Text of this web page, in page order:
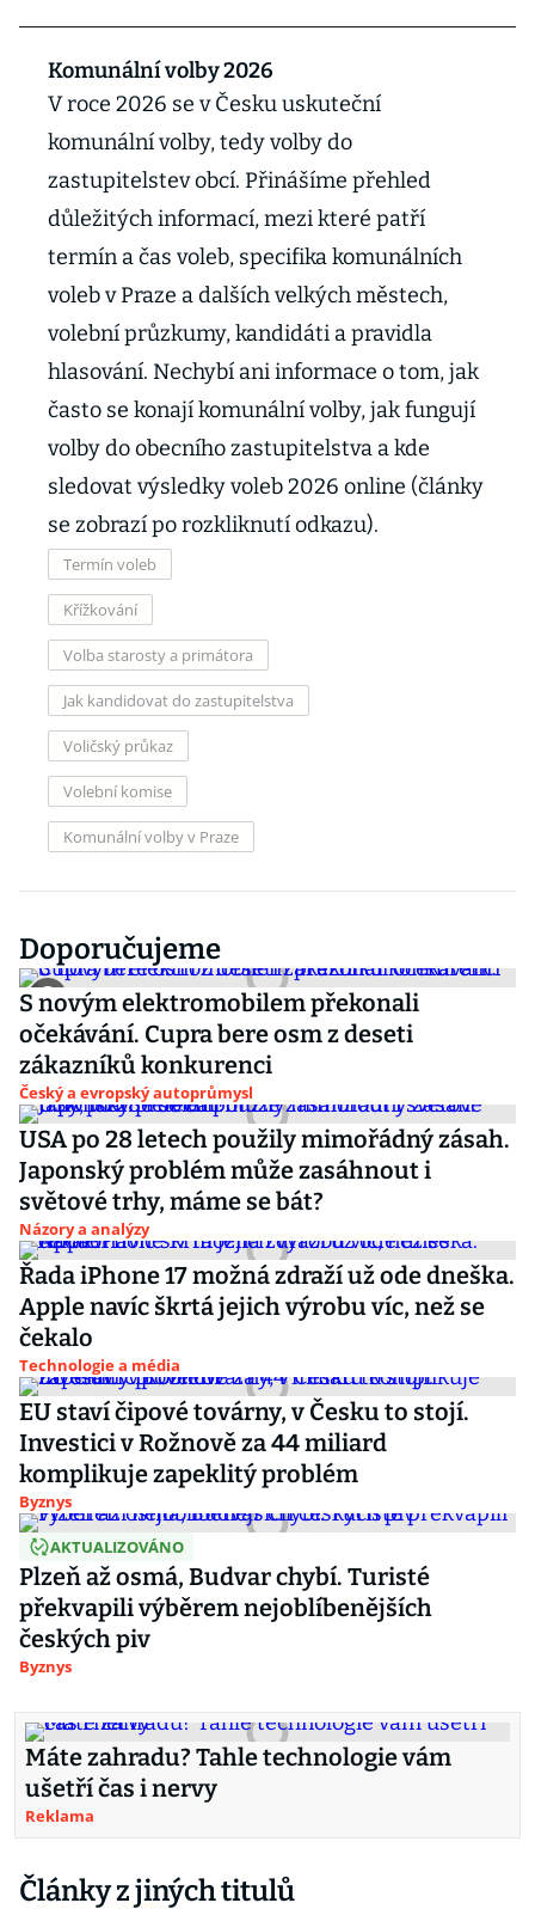
Komunální volby 2026
V roce 2026 se v Česku uskuteční
komunální volby, tedy volby do
zastupitelstev obcí. Přinášíme přehled
důležitých informací, mezi které patří
termín a čas voleb, specifika komunálních
voleb v Praze a dalších velkých městech,
volební průzkumy, kandidáti a pravidla
hlasování. Nechybí ani informace o tom, jak
často se konají komunální volby, jak fungují
volby do obecního zastupitelstva a kde
sledovat výsledky voleb 2026 online (články
se zobrazí po rozkliknutí odkazu).
Termín voleb
Křížkování
Volba starosty a primátora
Jak kandidovat do zastupitelstva
Voličský průkaz
Volební komise
Komunální volby v Praze
Doporučujeme
S novým elektromobilem překonali
očekávání. Cupra bere osm z deseti
zákazníků konkurenci
Český a evropský autoprůmysl
USA po 28 letech použily mimořádný zásah.
Japonský problém může zasáhnout i
světové trhy, máme se bát?
Názory a analýzy
Řada iPhone 17 možná zdraží už ode dneška.
Apple navíc škrtá jejich výrobu víc, než se
čekalo
Technologie a média
EU staví čipové továrny, v Česku to stojí.
Investici v Rožnově za 44 miliard
komplikuje zapeklitý problém
Byznys
AKTUALIZOVÁNO
Plzeň až osmá, Budvar chybí. Turisté
překvapili výběrem nejoblíbenějších
českých piv
Byznys
Máte zahradu? Tahle technologie vám
ušetří čas i nervy
Reklama
Články z jiných titulů